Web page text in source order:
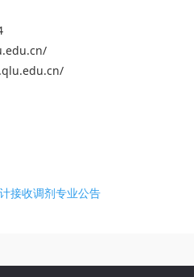
接收调剂专业公告